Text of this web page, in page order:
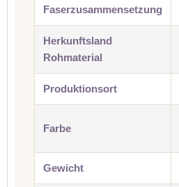
Faserzusammensetzung
Herkunftsland
Rohmaterial
Produktionsort
Farbe
Gewicht